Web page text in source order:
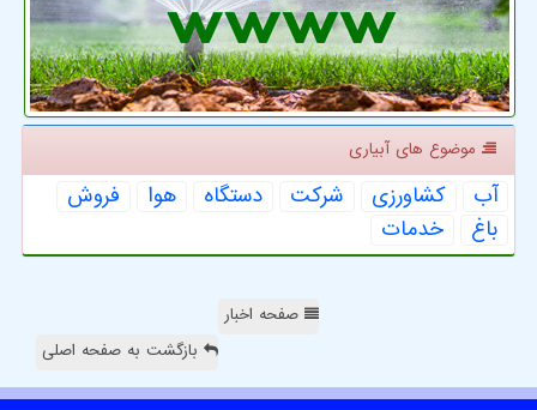
موضوع های آبیاری
آب كشاورزی شركت دستگاه هوا
فروش
باغ
خدمات
صفحه اخبار
بازگشت به صفحه اصلی